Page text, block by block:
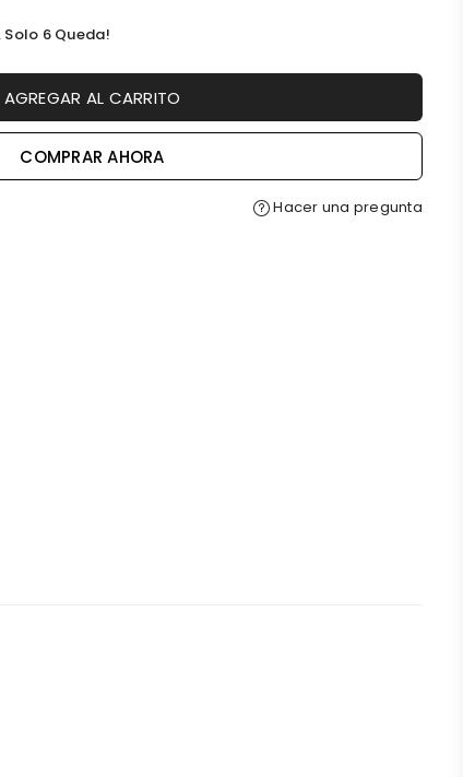
Solo 6 Queda!
AGREGAR AL CARRITO
COMPRAR AHORA
Hacer una pregunta